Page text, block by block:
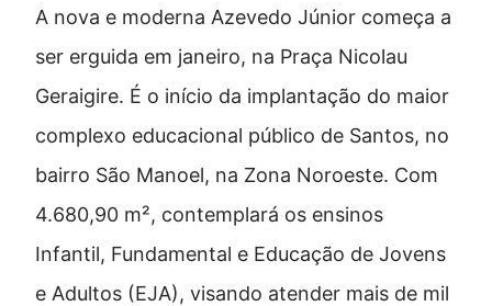
A nova e moderna Azevedo Júnior começa a
ser erguida em janeiro, na Praça Nicolau
Geraigire. É o início da implantação do maior
complexo educacional público de Santos, no
bairro São Manoel, na Zona Noroeste. Com
4.680,90 m², contemplará os ensinos
Infantil, Fundamental e Educação de Jovens
e Adultos (EJA), visando atender mais de mil